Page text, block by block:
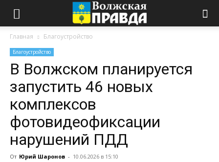
Главная Благоустройство
Благоустройство
В Волжском планируется
запустить 46 новых
комплексов
фотовидеофиксации
нарушений ПДД
От Юрий Шаронов - 10.06.2026 в 15:10